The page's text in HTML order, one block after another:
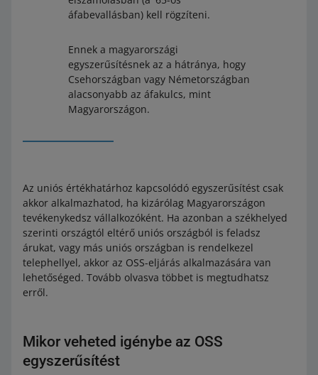
áfabevallásban) kell rögzíteni.
Ennek a magyarországi
egyszerűsítésnek az a hátránya, hogy
Csehországban vagy Németországban
alacsonyabb az áfakulcs, mint
Magyarországon.
Az uniós értékhatárhoz kapcsolódó egyszerűsítést csak
akkor alkalmazhatod, ha kizárólag Magyarországon
tevékenykedsz vállalkozóként. Ha azonban a székhelyed
szerinti országtól eltérő uniós országból is feladsz
árukat, vagy más uniós országban is rendelkezel
telephellyel, akkor az OSS-eljárás alkalmazására van
lehetőséged. Tovább olvasva többet is megtudhatsz
erről.
Mikor veheted igénybe az OSS
egyszerűsítést